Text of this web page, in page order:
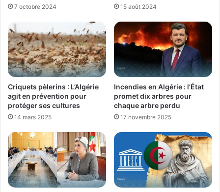
7 octobre 2024 15 août 2024
Criquets pèlerins : L’Algérie
agit en prévention pour
protéger ses cultures
14 mars 2025
Incendies en Algérie : l’État
promet dix arbres pour
chaque arbre perdu
17 novembre 2025